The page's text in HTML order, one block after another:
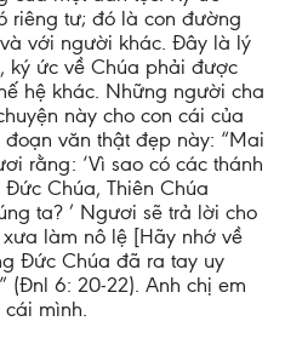
riêng tư; đó là con đường
với người khác. Đây là lý
ký ức về Chúa phải được
hệ khác. Những người cha
này cho con cái của
văn thật đẹp này: “Mai
rằng: ‘Vì sao có các thánh
Chúa, Thiên Chúa
ta? ’ Ngươi sẽ trả lời cho
làm nô lệ [Hãy nhớ về
Đức Chúa đã ra tay uy
(Đnl 6: 20-22). Anh chị em
cái mình.